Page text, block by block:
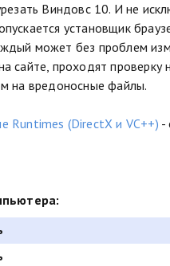
Виндовс 10. И не
установщик
может без проблем
сайте, проходят проверку
на вредоносные файлы.
Runtimes (DirectX и VC++) -